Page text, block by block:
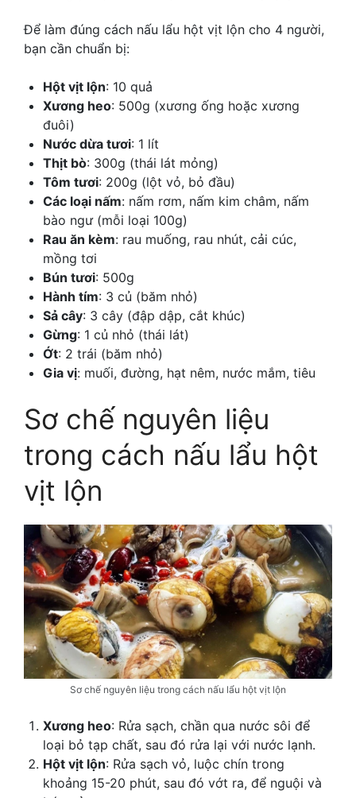
Để làm đúng cách nấu lẩu hột vịt lộn cho 4 người,
bạn cần chuẩn bị:
Hột vịt lộn: 10 quả
Xương heo: 500g (xương ống hoặc xương
đuôi)
Nước dừa tươi: 1 lít
Thịt bò: 300g (thái lát mỏng)
Tôm tươi: 200g (lột vỏ, bỏ đầu)
Các loại nấm: nấm rơm, nấm kim châm, nấm
bào ngư (mỗi loại 100g)
Rau ăn kèm: rau muống, rau nhút, cải cúc,
mồng tơi
Bún tươi: 500g
Hành tím: 3 củ (băm nhỏ)
Sả cây: 3 cây (đập dập, cắt khúc)
Gừng: 1 củ nhỏ (thái lát)
Ớt: 2 trái (băm nhỏ)
Gia vị: muối, đường, hạt nêm, nước mắm, tiêu
Sơ chế nguyên liệu
trong cách nấu lẩu hột
vịt lộn
Sơ chế nguyên liệu trong cách nấu lẩu hột vịt lộn
Xương heo: Rửa sạch, chần qua nước sôi để
loại bỏ tạp chất, sau đó rửa lại với nước lạnh.
Hột vịt lộn: Rửa sạch vỏ, luộc chín trong
khoảng 15-20 phút, sau đó vớt ra, để nguội và